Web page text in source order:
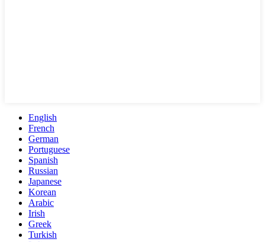
English
French
German
Portuguese
Spanish
Russian
Japanese
Korean
Arabic
Irish
Greek
Turkish